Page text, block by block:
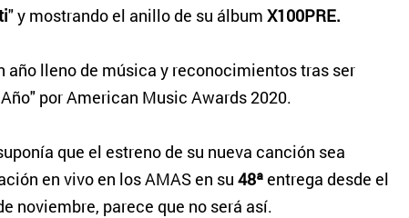
" y mostrando el anillo de su álbum X100PRE.
año lleno de música y reconocimientos tras ser
por American Music Awards 2020.
que el estreno de su nueva canción sea
en vivo en los AMAS en su 48ªentrega desde el
noviembre, parece que no será así.